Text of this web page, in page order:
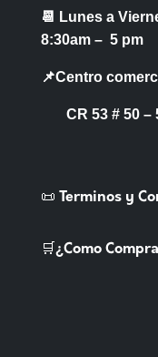
📆 Lunes a
8:30am – 5 pm
📌Centro
CR 53 # 50 –
📜 Terminos y
🛒¿Como